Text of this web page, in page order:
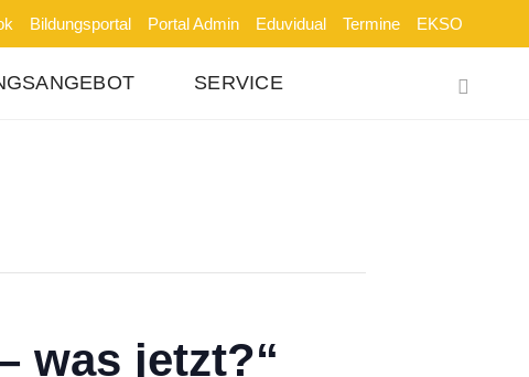
Bildungsportal Portal Admin Eduvidual Termine EKSO
SERVICE
was jetzt?“